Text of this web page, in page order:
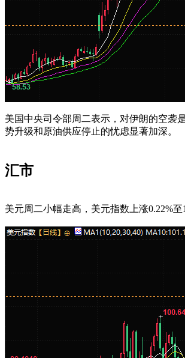
美国中央司令部周二表示，对伊朗的空袭
势升级和原油供应停止的忧虑显著加深。
汇市
美元周二小幅走高，美元指数上涨0.22%